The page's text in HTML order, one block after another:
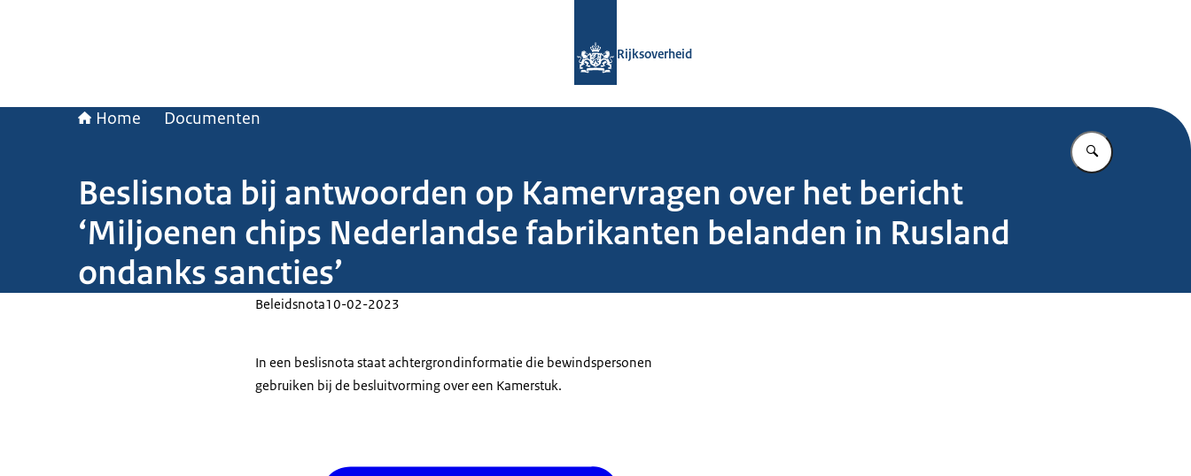
Rijksoverheid
Home Documenten
Vul in wat u
Beslisnota bij antwoorden op Kamervragen over het bericht
‘Miljoenen chips Nederlandse fabrikanten belanden in Rusland
ondanks sancties’
Beleidsnota10-02-2023
In een beslisnota staat achtergrondinformatie die bewindspersonen
gebruiken bij de besluitvorming over een Kamerstuk.